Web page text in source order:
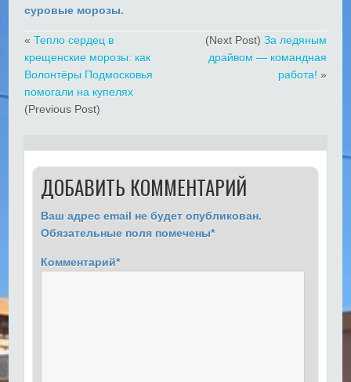
суровые морозы.
«Тепло сердец в
крещенские морозы: как
Волонтёры Подмосковья
помогали на купелях
(Previous Post)
(Next Post) За ледяным
драйвом — командная
работа! »
ДОБАВИТЬ КОММЕНТАРИЙ
Ваш адрес email не будет опубликован.
Обязательные поля помечены*
Комментарий*